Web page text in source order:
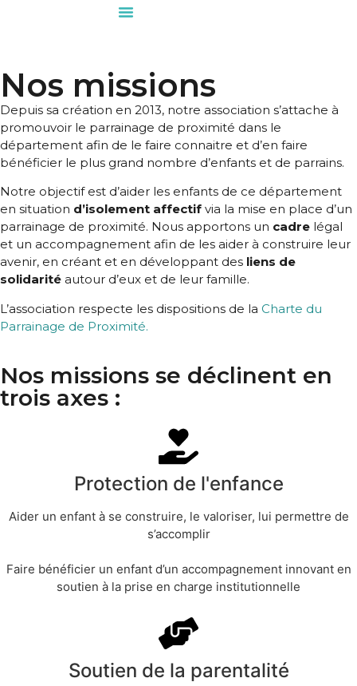
Nos missions
Depuis sa création en 2013, notre association s’attache à
promouvoir le parrainage de proximité dans le
département afin de le faire connaitre et d’en faire
bénéficier le plus grand nombre d’enfants et de parrains.
Notre objectif est d’aider les enfants de ce département
en situation d’isolement affectif via la mise en place d’un
parrainage de proximité. Nous apportons un cadre légal
et un accompagnement afin de les aider à construire leur
avenir, en créant et en développant des liens de
solidarité autour d’eux et de leur famille.
L’association respecte les dispositions de la Charte du
Parrainage de Proximité.
Nos missions se déclinent en
trois axes :
Protection de l'enfance
Aider un enfant à se construire, le valoriser, lui permettre de
s’accomplir
Faire bénéficier un enfant d’un accompagnement innovant en
soutien à la prise en charge institutionnelle
Soutien de la parentalité